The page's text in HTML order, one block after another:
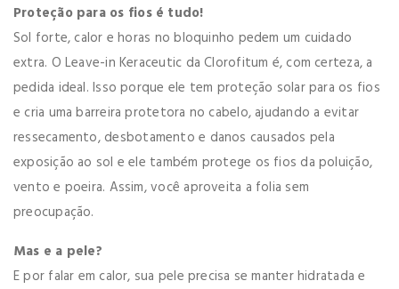
Proteção para os fios é tudo!
Sol forte, calor e horas no bloquinho pedem um cuidado
extra. O Leave-in Keraceutic da Clorofitum é, com certeza, a
pedida ideal. Isso porque ele tem proteção solar para os fios
e cria uma barreira protetora no cabelo, ajudando a evitar
ressecamento, desbotamento e danos causados pela
exposição ao sol e ele também protege os fios da poluição,
vento e poeira. Assim, você aproveita a folia sem
preocupação.
Mas e a pele?
E por falar em calor, sua pele precisa se manter hidratada e